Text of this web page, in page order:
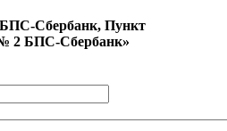
Сбербанк, Пункт
2 БПС-Сбербанк»